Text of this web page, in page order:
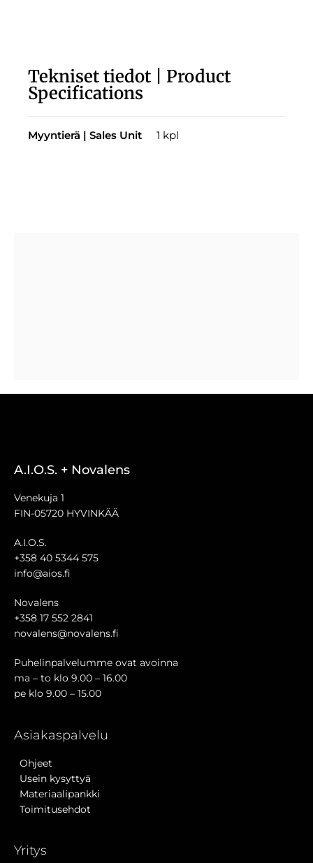
Tekniset tiedot | Product
Specifications
Myyntierä | Sales Unit 1 kpl
A.I.O.S. + Novalens
Venekuja 1
FIN-05720 HYVINKÄÄ
A.I.O.S.
+358 40 5344 575
info@aios.fi
Novalens
+358 17 552 2841
novalens@novalens.fi
Puhelinpalvelumme ovat avoinna
ma – to klo 9.00 – 16.00
pe klo 9.00 – 15.00
Asiakaspalvelu
Ohjeet
Usein kysyttyä
Materiaalipankki
Toimitusehdot
Yritys